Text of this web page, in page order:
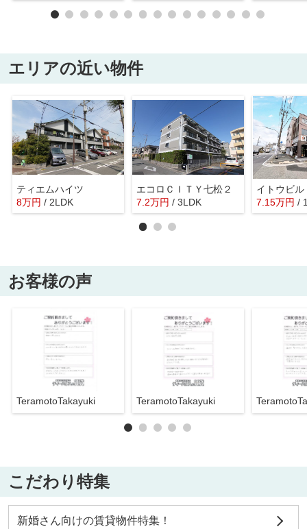
エリアの近い物件
ティエムハイツ
8万円 / 2LDK
エコロＣＩＴＹ七松２
7.2万円 / 3LDK
イトウビル
7.15万円 /
お客様の声
TeramotoTakayuki TeramotoTakayuki
こだわり特集
新婚さん向けの賃貸物件特集！